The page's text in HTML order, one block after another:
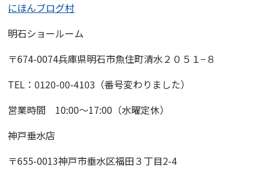
にほんブログ村
明石ショールーム
〒674-0074兵庫県明石市魚住町清水２０５１−８
TEL：0120-00-4103（番号変わりました）
営業時間 10:00〜17:00（水曜定休）
神戸垂水店
〒655-0013神戸市垂水区福田３丁目2-4